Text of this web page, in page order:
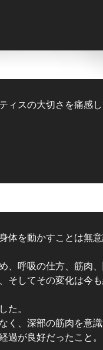
ィスの大切さを痛感
体を動かすことは無
、呼吸の仕方、筋肉
そしてその変化は今
た。
く、深部の筋肉を意
過が良好だったこと